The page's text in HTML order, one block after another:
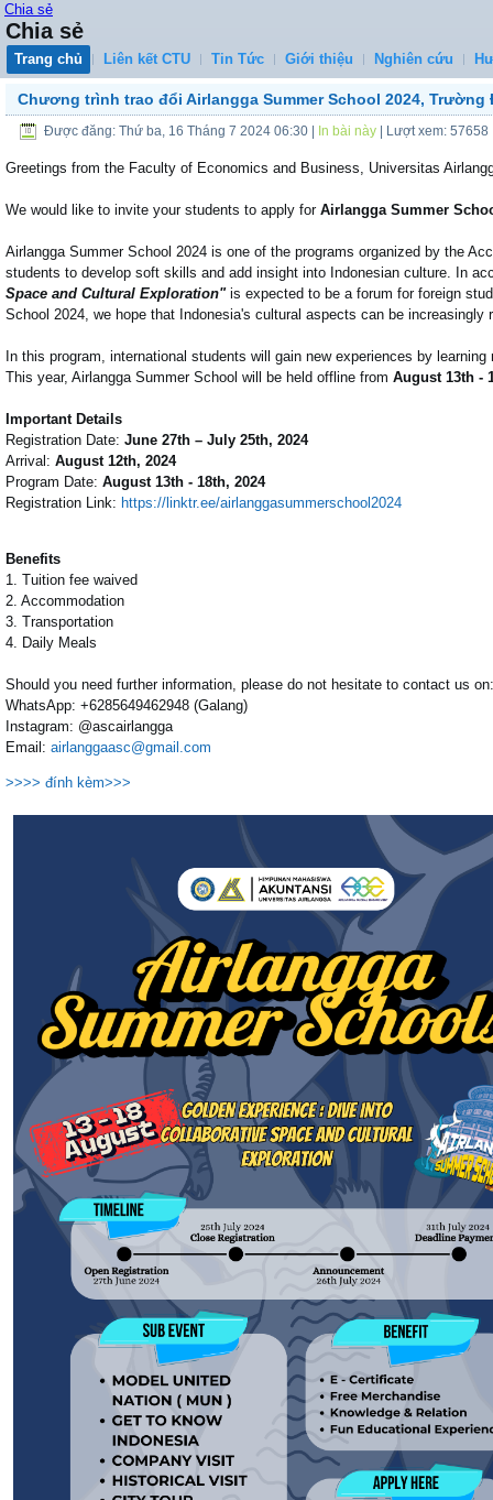
Chia sẻ
Chia sẻ
Trang chủ Liên kết CTU Tin Tức Giới thiệu Nghiên cứu
Chương trình trao đổi Airlangga Summer School 2024,
Được đăng: Thứ ba, 16 Tháng 7 2024 06:30 In bài này | Lượt xem: 57658
Greetings from the Faculty of Economics and Business, Universitas
We would like to invite your students to apply for Airlangga Summer
Airlangga Summer School 2024 is one of the programs organized by the
students to develop soft skills and add insight into Indonesian culture. In
Space and Cultural Exploration"is expected to be a forum for foreign
School 2024, we hope that Indonesia's cultural aspects can be increasingly
In this program, international students will gain new experiences by
This year, Airlangga Summer School will be held offline from August 13th -
Important Details
Registration Date: June 27th – July 25th, 2024
Arrival: August 12th, 2024
Program Date: August 13th - 18th, 2024
Registration Link: https://linktr.ee/airlanggasummerschool2024
Benefits
1. Tuition fee waived
2. Accommodation
3. Transportation
4. Daily Meals
Should you need further information, please do not hesitate to contact us on:
WhatsApp: +6285649462948 (Galang)
Instagram: @ascairlangga
Email: airlanggaasc@gmail.com
>>>> đính kèm>>>